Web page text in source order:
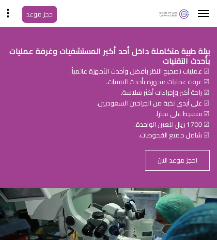
حجز موعد
بيئة طبية متكاملة داخل أحد أكبر المستشفيات وغرفة عمليات
بأحدث التقنيات
☑ عمليات تصحيح النظر بأفضل وأحدث الأجهزة عالمياً.
☑ غرفة عمليات مجهزة بأحدث التقنيات.
☑ راحة أكبر وإجراءات أكثر سلاسة.
☑ على أيدي نخبة من الجراحين السعوديين.
☑ تقسيط على تمارا.
☑ 1700 ريال للعين الواحدة.
☑ شامل جميع الفحوصات.
احجز موعد الان